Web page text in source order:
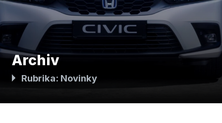
Archiv
Rubrika: Novinky